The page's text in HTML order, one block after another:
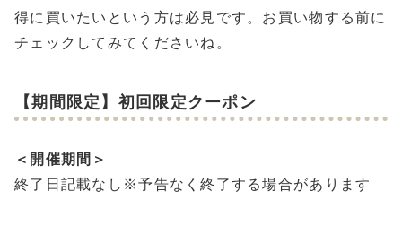
得に買いたいという方は必見です。お買い物する前に
チェックしてみてくださいね。
【期間限定】初回限定クーポン
＜開催期間＞
終了日記載なし※予告なく終了する場合があります